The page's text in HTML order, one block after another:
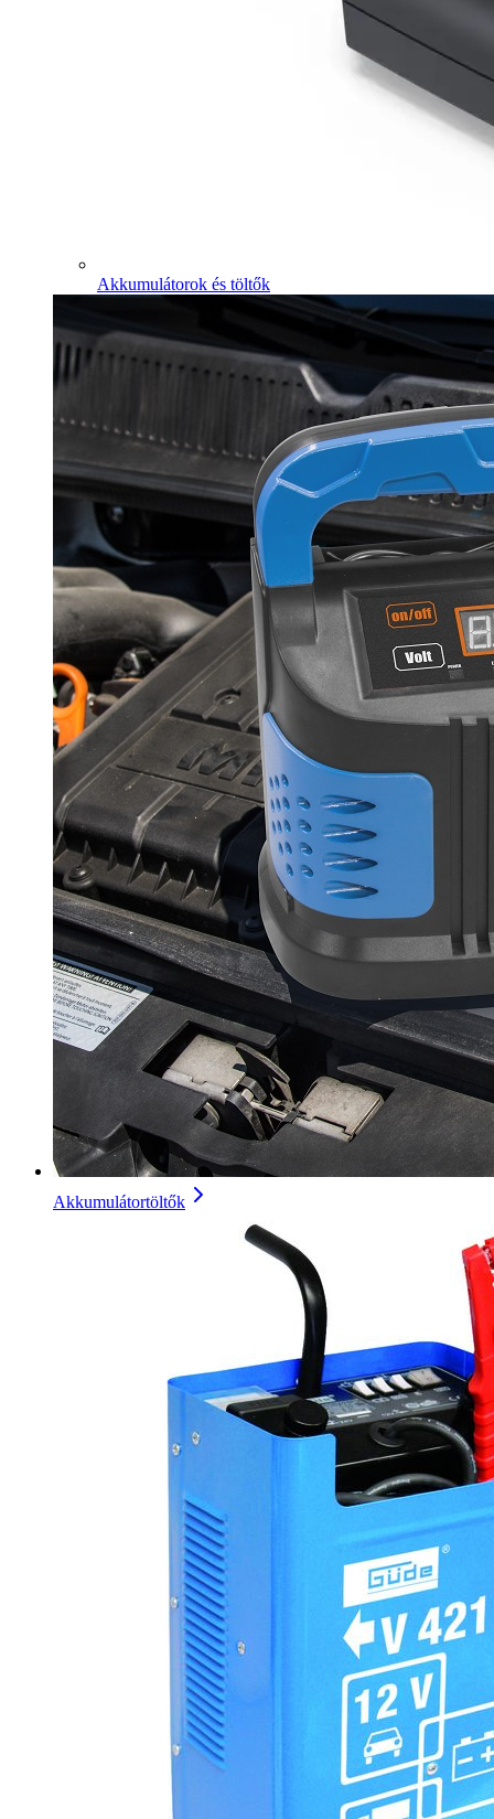
Akkumulátorok és töltők
Akkumulátortöltők